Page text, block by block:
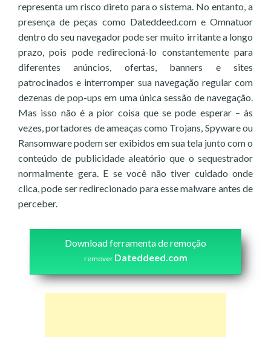
representa um risco direto para o sistema. No entanto, a
presença de peças como Dateddeed.com e Omnatuor
dentro do seu navegador pode ser muito irritante a longo
prazo, pois pode redirecioná-lo constantemente para
diferentes anúncios, ofertas, banners e sites
patrocinados e interromper sua navegação regular com
dezenas de pop-ups em uma única sessão de navegação.
Mas isso não é a pior coisa que se pode esperar – às
vezes, portadores de ameaças como Trojans, Spyware ou
Ransomware podem ser exibidos em sua tela junto com o
conteúdo de publicidade aleatório que o sequestrador
normalmente gera. E se você não tiver cuidado onde
clica, pode ser redirecionado para esse malware antes de
perceber.
Download ferramenta de remoção
remover Dateddeed.com